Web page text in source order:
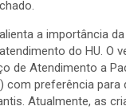
a importância da
do HU. O
de Atendimento a
com preferência para
Atualmente, as